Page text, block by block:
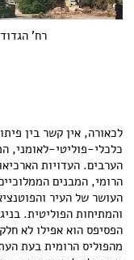
רח'
לכאורה, אין קשר בין
כלכלי-פוליטי-לאומני,
הערבים. העדויות
הרומי, המבנים
העושר של העיר
והמתיחות הפוליטית.
הפסיפס הוא אפילו לא
מהפוליס הרומית בעת